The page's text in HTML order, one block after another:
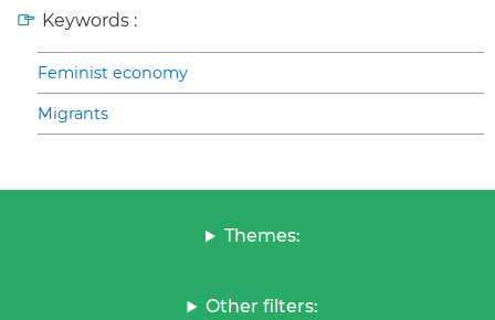
Keywords :
Feminist economy
Migrants
Themes:
Other filters: